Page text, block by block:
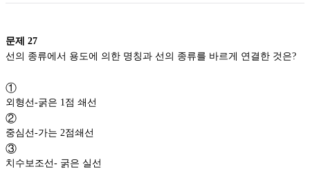
문제 27
선의 종류에서 용도에 의한 명칭과 선의 종류를 바르게 연결한 것은?
①
외형선-굵은 1점 쇄선
②
중심선-가는 2점쇄선
③
치수보조선- 굵은 실선